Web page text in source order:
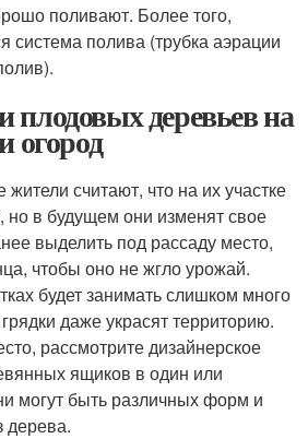
поливают. Более того,
система полива (трубка аэрации
плодовых деревьев на
огород
считают, что на их участке
но в будущем они изменят свое
выделить под рассаду место,
чтобы оно не жгло урожай.
будет занимать слишком много
даже украсят территорию.
рассмотрите дизайнерское
ящиков в один или
могут быть различных форм и
дерева.